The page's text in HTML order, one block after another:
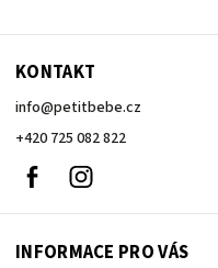
KONTAKT
info@petitbebe.cz
+420 725 082 822
Facebook
INFORMACE PRO VÁS